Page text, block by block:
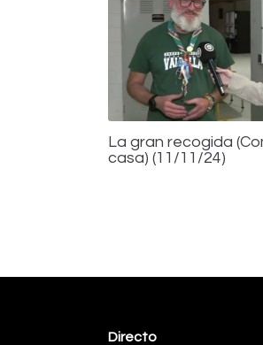
La gran recogida
casa) (11/11/24)
Directo